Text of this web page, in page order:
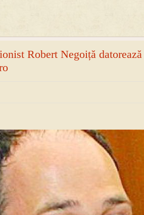
Robert Negoiță